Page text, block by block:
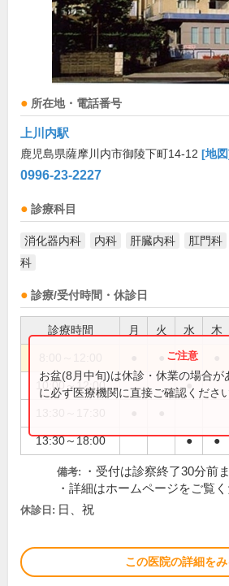
所在地・電話番号
上川内駅
鹿児島県薩摩川内市御陵下町14-12 [地
0996-23-2227
診療科目
消化器内科 内科 肝臓内科 肛門科
科
診療/受付時間・休診日
診療時間 月 火 水 木
10:00～12:00 ●
13:30～18:00 ● ●
お盆(8月中旬)は休診・休業の場合が
に必ず医療機関に直接ご確認ください
備考:
・受付は診察終了30分前
・詳細はホームページをご覧
休診日: 日、祝
この医院の詳細をみ